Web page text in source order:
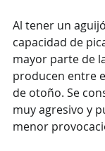
Al tener un
capacidad de
mayor parte de
producen entre
de otoño. Se
muy agresivo y
menor